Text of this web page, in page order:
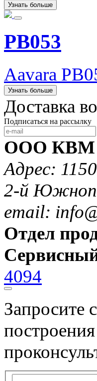
Узнать больше
PB053
Aavara
Узнать больше
Доставка
Подписаться на рассылку
ООО КВМ
Адрес:
2-й
email:
Отдел
4094
Запросите